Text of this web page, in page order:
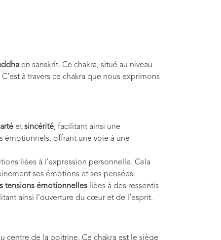
en sanskrit. Ce chakra, situé au niveau
C’est à travers ce chakra que nous exprimons
et sincérité, facilitant ainsi une
émotionnels, offrant une voie à une
liées à l’expression personnelle. Cela
ses émotions et ses pensées.
tensions émotionnelles liées à des ressentis
ainsi l’ouverture du cœur et de l’esprit.
centre de la poitrine. Ce chakra est le siège